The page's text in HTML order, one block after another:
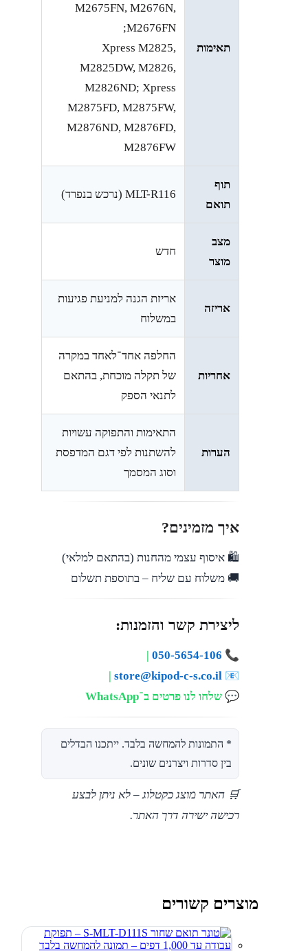
תאימות
M2675FN, M2676N,
M2676FN;
Xpress M2825,
M2825DW, M2826,
M2826ND; Xpress
M2875FD, M2875FW,
M2876ND, M2876FD,
M2876FW
תוף
תואם
MLT-R116 (נרכש בנפרד)
מצב
מוצר
חדש
אריזה
אריזת הגנה למניעת פגיעות
במשלוח
אחריות
החלפה אחד־לאחד במקרה
של תקלה מוכחת, בהתאם
לתנאי הספק
הערות
התאימות והתפוקה עשויות
להשתנות לפי דגם המדפסת
וסוג המסמך
איך מזמינים?
🛍️ איסוף עצמי מהחנות (בהתאם למלאי)
🚚 משלוח עם שליח – בתוספת תשלום
ליצירת קשר והזמנות:
📞
050-5654-106
📧
store@kipod-c-s.co.il
💬 שלחו לנו פרטים ב־WhatsApp
* התמונות להמחשה בלבד. ייתכנו הבדלים
בין סדרות ויצרנים שונים.
🛒 האתר מוצג כקטלוג – לא ניתן לבצע
רכישה ישירה דרך האתר.
מוצרים קשורים